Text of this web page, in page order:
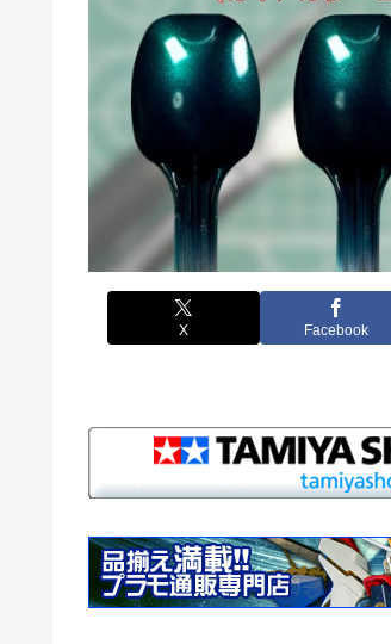
X Facebook